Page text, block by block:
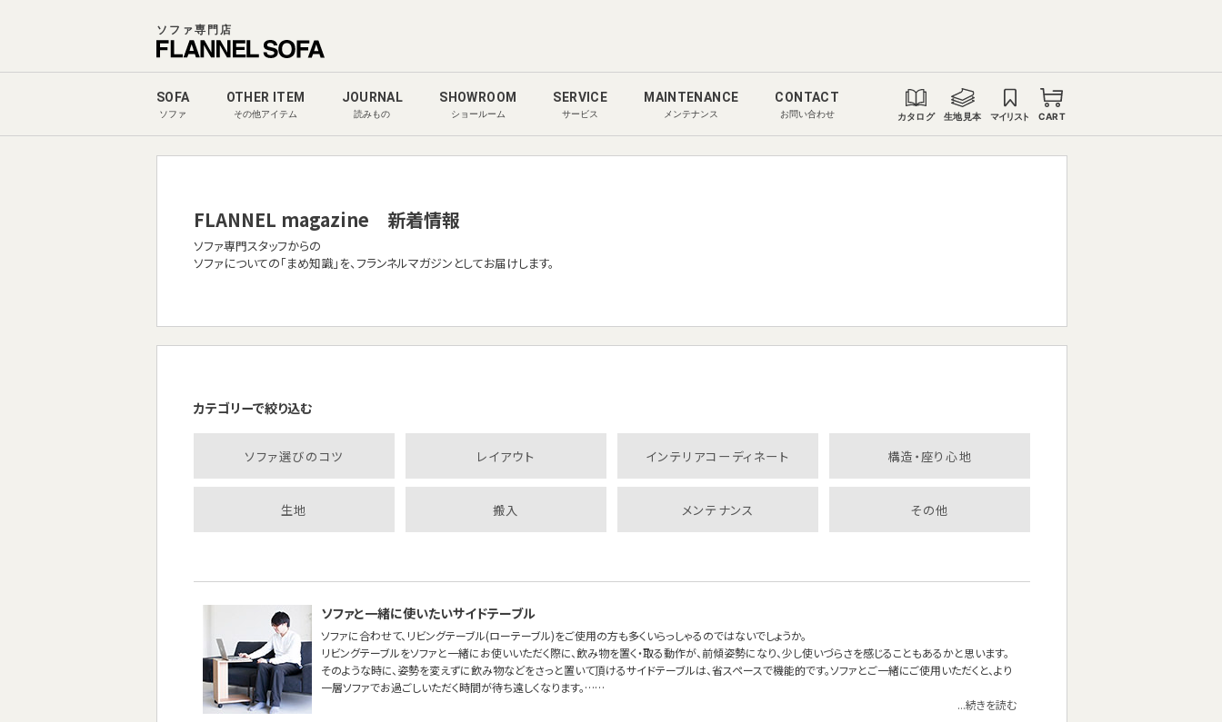
ソファ専門店
SOFA
ソファ
OTHER ITEM
その他アイテム
JOURNAL
読みもの
SHOWROOM
ショールーム
SERVICE
サービス
MAINTENANCE
メンテナンス
CONTACT
お問い合わせ カタログ 生地見本 マイリスト CART
FLANNEL magazine 新着情報
ソファ専門スタッフからの
ソファについての「まめ知識」を、フランネルマガジンとしてお届けします。
カテゴリーで絞り込む
ソファ選びのコツ レイアウト インテリアコーディネート 構造・座り心地
生地 搬入 メンテナンス その他
ソファと一緒に使いたいサイドテーブル
ソファに合わせて、リビングテーブル(ローテーブル)をご使用の方も多くいらっしゃるのではないでしょうか。
リビングテーブルをソファと一緒にお使いいただく際に、飲み物を置く・取る動作が、前傾姿勢になり、少し使いづらさを感じることもあるかと思います。
そのような時に、姿勢を変えずに飲み物などをさっと置いて頂けるサイドテーブルは、省スペースで機能的です。ソファとご一緒にご使用いただくと、より
一層ソファでお過ごしいただく時間が待ち遠しくなります。……
...続きを読む